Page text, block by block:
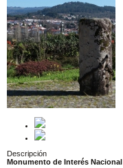
Descripción
Monumento de Interés Nacional